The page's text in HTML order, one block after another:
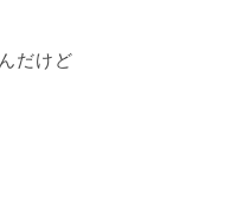
だけど